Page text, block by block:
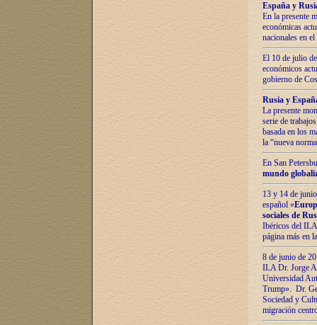
España y
En la presente
económicas
nacionales en
El 10 de julio
económicos
gobierno de
Rusia y
La presente
serie de
basada en los
la “nueva
En San
mundo
13 y 14 de
español «
sociales de
Ibéricos del ILA
página más en
8 de junio de
ILA Dr. Jorge
Universidad
Trump». Dr.
Sociedad y
migración